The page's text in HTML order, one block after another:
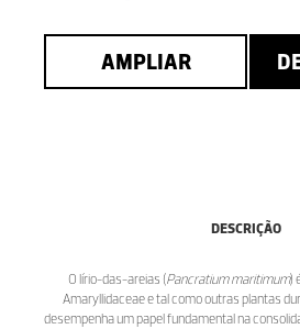
AMPLIAR
DESCRIÇÃO
O lírio-das-areias (Pancratium maritimum)
Amaryllidaceae e tal como outras plantas
desempenha um papel fundamental na